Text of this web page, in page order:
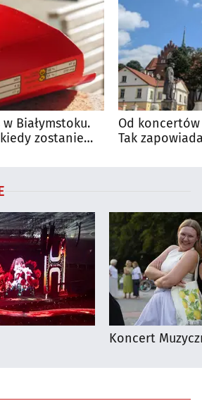
Białymstoku.
zostanie
Od
Tak
Koncert